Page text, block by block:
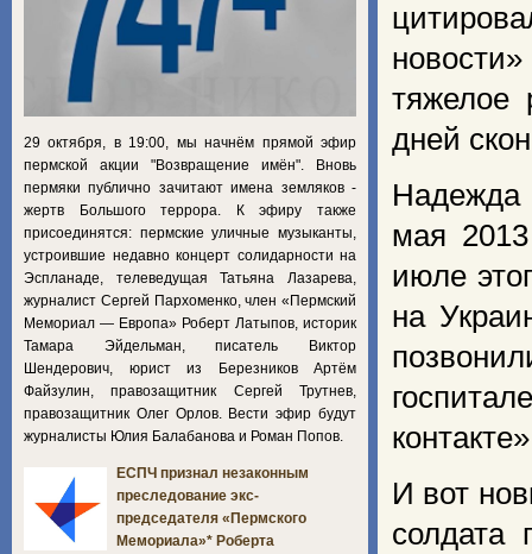
тяжелое
дней
Надежда
мая
июле
на
И вот
солдата
29 октября, в 19:00, мы начнём прямой эфир
пермской акции "Возвращение имён". Вновь
пермяки публично зачитают имена земляков -
жертв Большого террора. К эфиру также
присоединятся: пермские уличные музыканты,
устроившие недавно концерт солидарности на
Эспланаде, телеведущая Татьяна Лазарева,
журналист Сергей Пархоменко, член «Пермский
Мемориал — Европа» Роберт Латыпов, историк
Тамара Эйдельман, писатель Виктор
Шендерович, юрист из Березников Артём
Файзулин, правозащитник Сергей Трутнев,
правозащитник Олег Орлов. Вести эфир будут
журналисты Юлия Балабанова и Роман Попов.
ЕСПЧ признал незаконным
преследование экс-
председателя «Пермского
Мемориала»* Роберта